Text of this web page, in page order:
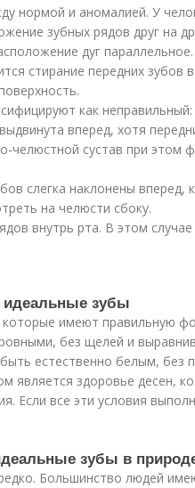
нормой и аномалией. У
зубных рядов друг на
дуг
стирание передних зубов
как
вперед, хотя
челюстной сустав при этом
слегка наклонены вперед,
на челюсти сбоку.
внутрь рта. В этом
идеальные зубы
имеют правильную
без щелей и
естественно белым, без
является здоровье десен,
Если все эти условия
зубы в
Большинство людей